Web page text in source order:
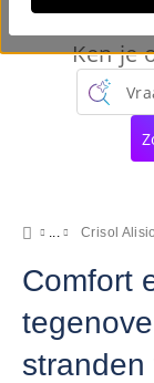
Ken je
Crisol
Comfort